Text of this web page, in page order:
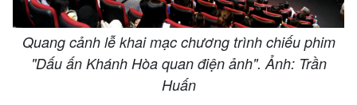
Quang cảnh lễ khai mạc chương trình chiếu phim
"Dấu ấn Khánh Hòa quan điện ảnh". Ảnh: Trần
Huấn